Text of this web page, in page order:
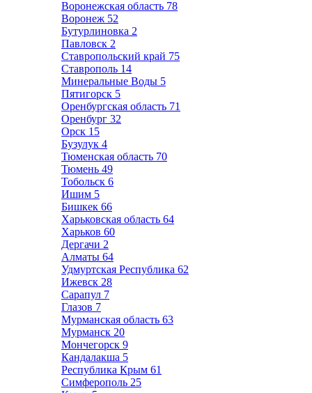
Воронежская область 78
Воронеж 52
Бутурлиновка 2
Павловск 2
Ставропольский край 75
Ставрополь 14
Минеральные Воды 5
Пятигорск 5
Оренбургская область 71
Оренбург 32
Орск 15
Бузулук 4
Тюменская область 70
Тюмень 49
Тобольск 6
Ишим 5
Бишкек 66
Харьковская область 64
Харьков 60
Дергачи 2
Алматы 64
Удмуртская Республика 62
Ижевск 28
Сарапул 7
Глазов 7
Мурманская область 63
Мурманск 20
Мончегорск 9
Кандалакша 5
Республика Крым 61
Симферополь 25